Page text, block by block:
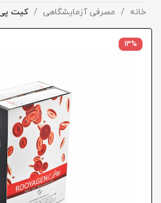
خانه مصرفی آزمایشگاهی کیت
13%